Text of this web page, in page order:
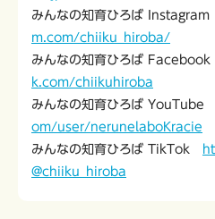
みんなの知育ひろば Instagram
m.com/chiiku_hiroba/
みんなの知育ひろば
k.com/chiikuhiroba
みんなの知育ひろば YouTube
om/user/nerunelaboKracie
みんなの知育ひろば TikTok
@chiiku_hiroba